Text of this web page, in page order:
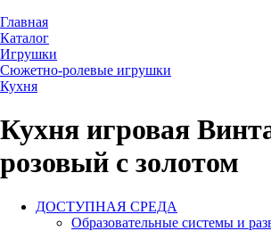
Главная
Каталог
Игрушки
Сюжетно-ролевые игрушки
Кухня
Кухня игровая
розовый с золотом
ДОСТУПНАЯ СРЕДА
Образовательные системы и